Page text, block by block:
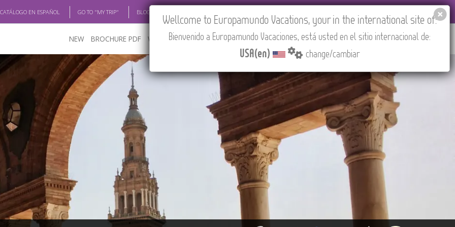
EN ESPAÑOL GO TO "MY TRIP" BLOG
NEW BROCHURE PDF WHERE TO BUY FEATURED ABOUT US CONTACT Find your Tour
Wellcome to Europamundo Vacations, your in the international site of:
Bienvenido a Europamundo Vacaciones, está usted en el sitio internacional de:
USA(en) change/cambiar